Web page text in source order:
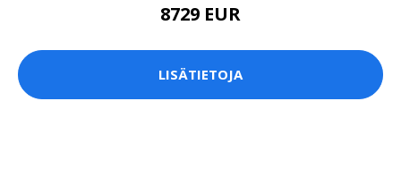
8729 EUR
LISÄTIETOJA